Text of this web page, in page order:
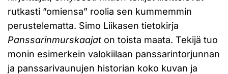
rutkasti ”omiensa” roolia sen kummemmin
perustelematta. Simo Liikasen tietokirja
Panssarinmurskaajat on toista maata. Tekijä tuo
monin esimerkein valokiilaan panssarintorjunnan
ja panssarivaunujen historian koko kuvan ja